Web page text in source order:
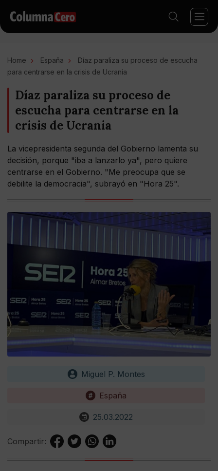
Home España
Díaz paraliza su proceso de escucha
para centrarse en la crisis de Ucrania
Díaz paraliza su proceso de
escucha para centrarse en la
crisis de Ucrania
La vicepresidenta segunda del Gobierno lamenta su
decisión, porque "iba a lanzarlo ya", pero quiere
centrarse en el Gobierno. "Me preocupa que se
debilite la democracia", subrayó en "Hora 25".
Miguel P. Montes
España
25.03.2022
Compartir: